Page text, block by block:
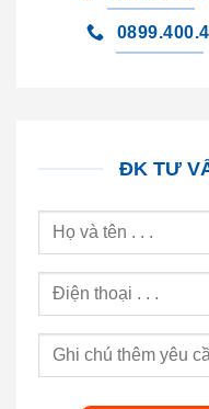
ĐK TƯ